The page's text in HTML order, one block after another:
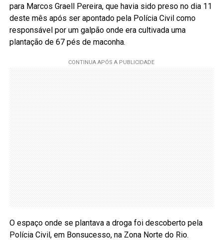
para Marcos Graell Pereira, que havia sido preso no dia 11
deste mês após ser apontado pela Polícia Civil como
responsável por um galpão onde era cultivada uma
plantação de 67 pés de maconha.
O espaço onde se plantava a droga foi descoberto pela
Polícia Civil, em Bonsucesso, na Zona Norte do Rio.